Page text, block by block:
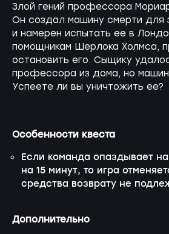
Злой гений профессора
Он создал машину смерти для
и намерен испытать ее в
помощникам Шерлока Холмса,
остановить его. Сыщику
профессора из дома, но
Успеете ли вы уничтожить ее?
Особенности квеста
Если команда опаздывает
на 15 минут, то игра
средства возврату не
Дополнительно